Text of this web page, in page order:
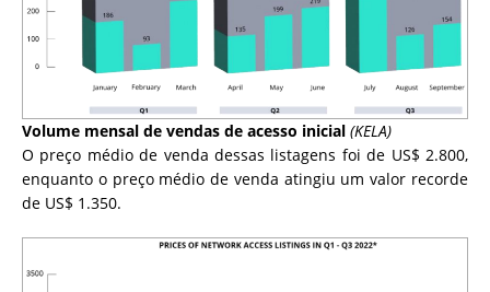
Volume mensal de vendas de acesso inicial (KELA)
O preço médio de venda dessas listagens foi de US$ 2.800,
enquanto o preço médio de venda atingiu um valor recorde
de US$ 1.350.